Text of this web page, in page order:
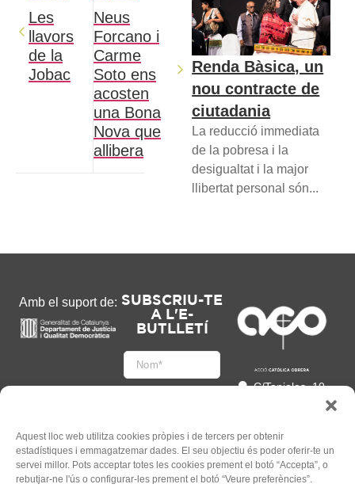
Aquest lloc web utilitza cookies pròpies i de tercers per obtenir
estadístiques i emmagatzemar dades. El seu objectiu és poder oferir-te un
servei millor. Pots acceptar totes les cookies prement el botó “Accepta”, o
rebutjar-ne l'ús o configurar-les prement el botó “Veure preferències”.
Les
llavors
de la
Jobac
Neus
Forcano i
Carme
Soto ens
acosten
una Bona
Nova que
allibera
Renda Bàsica, un
nou contracte de
ciutadania
La reducció immediata
de la pobresa i la
desigualtat i la major
llibertat personal són...
Amb el suport de: SUBSCRIU-TE
A L'E-
BUTLLETÍ
Accepto
l'Informació legal
C/Tapioles, 10
93 505 86 86
hola@acocat.org